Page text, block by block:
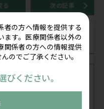
る 次の記事
事
者の方へ情報を提供する
ます。医療関係者以外の
関係者の方への情報提供
のでご了承ください。
ください。